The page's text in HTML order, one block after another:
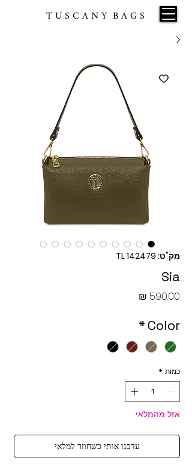
T U S C A N Y B A G S
מק"ט: TL 142479
Sia
Color
*
כמות *
אזל מהמלאי
עדכנו אותי כשחוזר למלאי